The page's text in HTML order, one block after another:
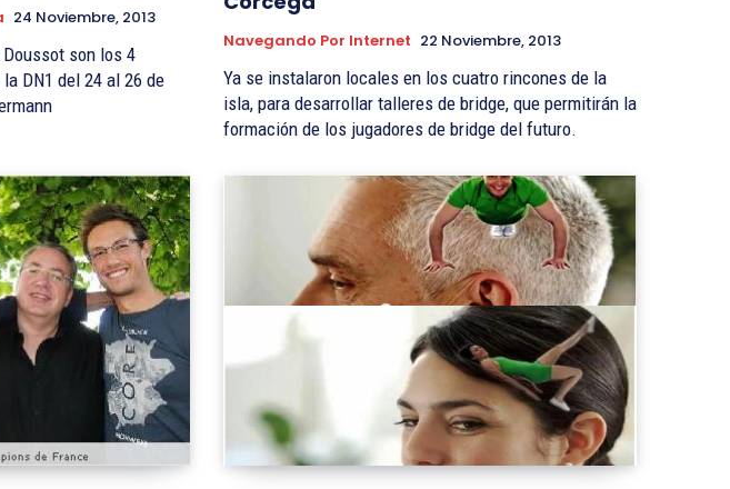
24 Noviembre, 2013
Doussot son los 4
DN1 del 24 al 26 de
Navegando Por Internet 22 Noviembre, 2013
Ya se instalaron locales en los cuatro rincones de la
isla, para desarrollar talleres de bridge, que permitirán la
formación de los jugadores de bridge del futuro.